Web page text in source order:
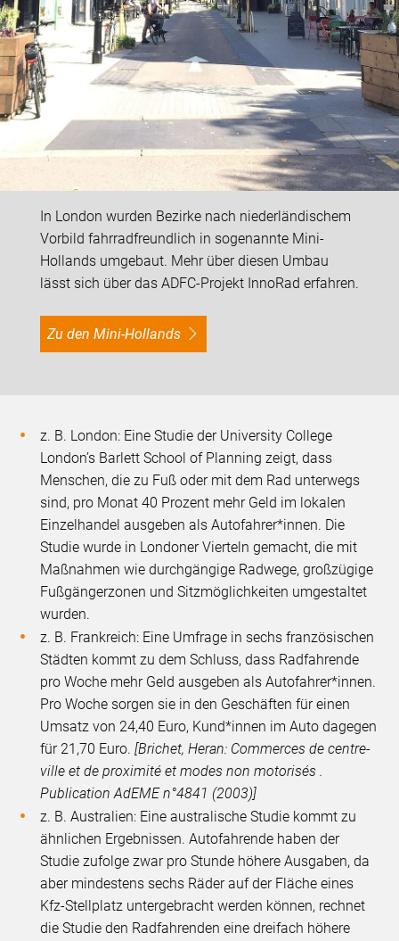
In London wurden Bezirke nach niederländischem
Vorbild fahrradfreundlich in sogenannte Mini-
Hollands umgebaut. Mehr über diesen Umbau
lässt sich über das ADFC-Projekt InnoRad erfahren.
Zu den Mini-Hollands
z. B. London: Eine Studie der University College
London’s Barlett School of Planning zeigt, dass
Menschen, die zu Fuß oder mit dem Rad unterwegs
sind, pro Monat 40 Prozent mehr Geld im lokalen
Einzelhandel ausgeben als Autofahrer*innen. Die
Studie wurde in Londoner Vierteln gemacht, die mit
Maßnahmen wie durchgängige Radwege, großzügige
Fußgängerzonen und Sitzmöglichkeiten umgestaltet
wurden.
z. B. Frankreich: Eine Umfrage in sechs französischen
Städten kommt zu dem Schluss, dass Radfahrende
pro Woche mehr Geld ausgeben als Autofahrer*innen.
Pro Woche sorgen sie in den Geschäften für einen
Umsatz von 24,40 Euro, Kund*innen im Auto dagegen
für 21,70 Euro.[Brichet, Heran: Commerces de centre-
ville et de proximité et modes non motorisés .
Publication AdEME n°4841 (2003)]
z. B. Australien: Eine australische Studie kommt zu
ähnlichen Ergebnissen. Autofahrende haben der
Studie zufolge zwar pro Stunde höhere Ausgaben, da
aber mindestens sechs Räder auf der Fläche eines
Kfz-Stellplatz untergebracht werden können, rechnet
die Studie den Radfahrenden eine dreifach höhere